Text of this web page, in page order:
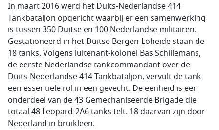
In maart 2016 werd het Duits-Nederlandse 414
Tankbataljon opgericht waarbij er een samenwerking
is tussen 350 Duitse en 100 Nederlandse militairen.
Gestationeerd in het Duitse Bergen-Loheide staan de
18 tanks. Volgens luitenant-kolonel Bas Schillemans,
de eerste Nederlandse tankcommandant over de
Duits-Nederlandse 414 Tankbataljon, vervult de tank
een essentiële rol in een gevecht. De eenheid is een
onderdeel van de 43 Gemechaniseerde Brigade die
totaal 48 Leopard-2A6 tanks telt. 18 daarvan zijn door
Nederland in bruikleen.